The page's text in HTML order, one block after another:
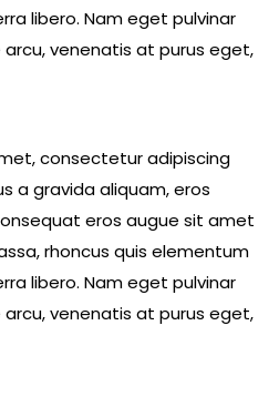
libero. Nam eget pulvinar
venenatis at purus eget,
consectetur adipiscing
a gravida aliquam, eros
eros augue sit amet
rhoncus quis elementum
libero. Nam eget pulvinar
venenatis at purus eget,